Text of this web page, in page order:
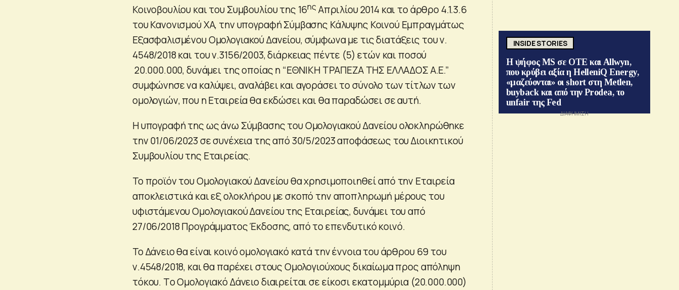
Κοινοβουλίου και του Συμβουλίου της 16ης Απριλίου 2014 και το άρθρο 4.1.3.6
του Κανονισμού ΧΑ, την υπογραφή Σύμβασης Κάλυψης Κοινού Εμπραγμάτως
Εξασφαλισμένου Ομολογιακού Δανείου, σύμφωνα με τις διατάξεις του ν.
4548/2018 και του ν.3156/2003, διάρκειας πέντε (5) ετών και ποσού
20.000.000, δυνάμει της οποίας η “ΕΘΝΙΚΗ ΤΡΑΠΕΖΑ ΤΗΣ ΕΛΛΑΔΟΣ Α.Ε.”
συμφώνησε να καλύψει, αναλάβει και αγοράσει το σύνολο των τίτλων των
ομολογιών, που η Εταιρεία θα εκδώσει και θα παραδώσει σε αυτή.
Η υπογραφή της ως άνω Σύμβασης του Ομολογιακού Δανείου ολοκληρώθηκε
την 01/06/2023 σε συνέχεια της από 30/5/2023 αποφάσεως του Διοικητικού
Συμβουλίου της Εταιρείας.
Το προϊόν του Ομολογιακού Δανείου θα χρησιμοποιηθεί από την Εταιρεία
αποκλειστικά και εξ ολoκλήρου με σκοπό την αποπληρωμή μέρους του
υφιστάμενου Ομολογιακού Δανείου της Εταιρείας, δυνάμει του από
27/06/2018 Προγράμματος Έκδοσης, από το επενδυτικό κοινό.
Το Δάνειο θα είναι κοινό ομολογιακό κατά την έννοια του άρθρου 69 του
ν.4548/2018, και θα παρέχει στους Ομολογιούχους δικαίωμα προς απόληψη
τόκου. Tο Ομολογιακό Δάνειο διαιρείται σε είκοσι εκατομμύρια (20.000.000)
INSIDE STORIES
Η ψήφος MS σε ΟΤΕ και Allwyn,
που κρύβει αξία η HelleniQ Energy,
«μαζεύονται» οι short στη Metlen,
buyback και από την Prodea, το
unfair της Fed